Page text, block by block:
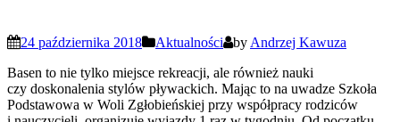
24 października 2018 Aktualności by Andrzej Kawuza
Basen to nie tylko miejsce rekreacji, ale również nauki
czy doskonalenia stylów pływackich. Mając to na uwadze Szkoła
Podstawowa w Woli Zgłobieńskiej przy współpracy rodziców